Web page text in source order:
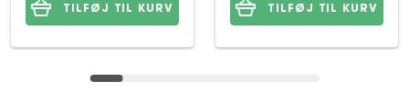
TILFØJ TIL KURV TILFØJ TIL KURV